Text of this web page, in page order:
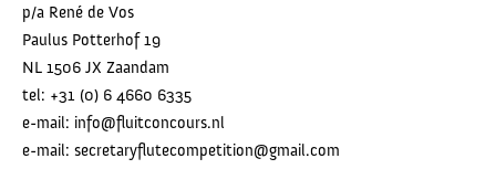
p/a René de Vos
Paulus Potterhof 19
NL 1506 JX Zaandam
tel: +31 (0) 6 4660 6335
e-mail: info@fluitconcours.nl
e-mail: secretaryflutecompetition@gmail.com